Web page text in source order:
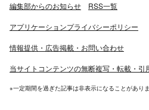
編集部からのお知らせ RSS一覧
アプリケーションプライバシーポリシー
情報提供・広告掲載・お問い合わせ
当サイトコンテンツの無断複写・転載・引
※一定期間を過ぎた記事は非表示になることがあり